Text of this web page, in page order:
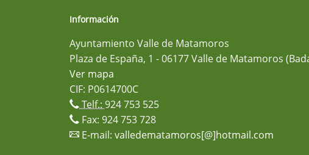
Información
Ayuntamiento Valle de Matamoros
Plaza de España, 1 - 06177 Valle de Matamoros
Ver mapa
CIF: P0614700C
Telf.: 924 753 525
Fax: 924 753 728
E-mail: valledematamoros[@]hotmail.com